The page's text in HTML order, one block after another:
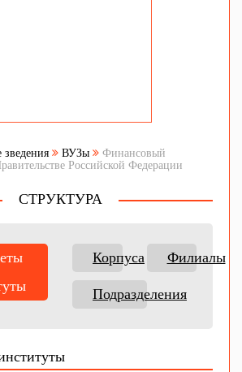
ВУЗы
Финансовый
Российской Федерации
СТРУКТУРА
Корпуса Филиалы
Подразделения